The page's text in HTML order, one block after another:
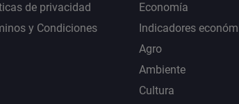
de privacidad
y Condiciones
Economía
Indicadores
Agro
Ambiente
Cultura